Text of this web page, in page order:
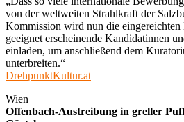
von der weltweiten Strahlkraft der
Kommission wird nun die eingereichten
geeignet erscheinende Kandidatinnen
einladen, um anschließend dem
unterbreiten.“
DrehpunktKultur.at
Wien
Offenbach-Austreibung in greller